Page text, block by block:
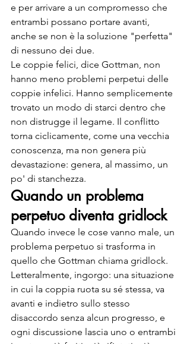
e per arrivare a un compromesso che
entrambi possano portare avanti,
anche se non è la soluzione "perfetta"
di nessuno dei due.
Le coppie felici, dice Gottman, non
hanno meno problemi perpetui delle
coppie infelici. Hanno semplicemente
trovato un modo di starci dentro che
non distrugge il legame. Il conflitto
torna ciclicamente, come una vecchia
conoscenza, ma non genera più
devastazione: genera, al massimo, un
po' di stanchezza.
Quando un problema
perpetuo diventa gridlock
Quando invece le cose vanno male, un
problema perpetuo si trasforma in
quello che Gottman chiama gridlock.
Letteralmente, ingorgo: una situazione
in cui la coppia ruota su sé stessa, va
avanti e indietro sullo stesso
disaccordo senza alcun progresso, e
ogni discussione lascia uno o entrambi